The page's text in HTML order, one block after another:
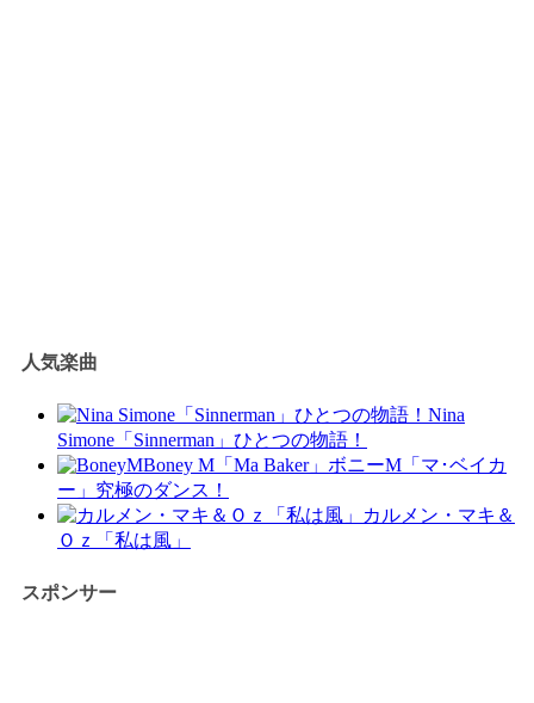
人気楽曲
Nina
Simone「Sinnerman」ひとつの物語！
Boney M「Ma Baker」ボニーM「マ･ベイカ
ー」究極のダンス！
カルメン・マキ＆
Ｏｚ「私は風」
スポンサー